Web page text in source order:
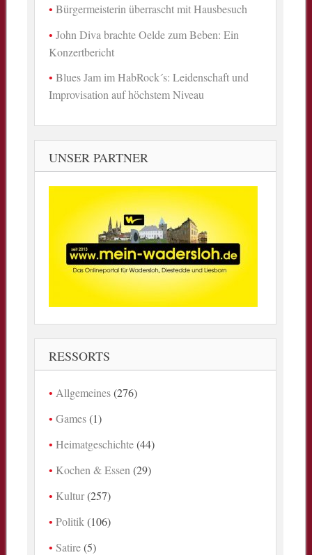
Bürgermeisterin überrascht mit Hausbesuch
John Diva brachte Oelde zum Beben: Ein
Konzertbericht
Blues Jam im HabRock´s: Leidenschaft und
Improvisation auf höchstem Niveau
UNSER PARTNER
RESSORTS
Allgemeines(276)
Games(1)
Heimatgeschichte(44)
Kochen & Essen (29)
Kultur(257)
Politik (106)
Satire(5)